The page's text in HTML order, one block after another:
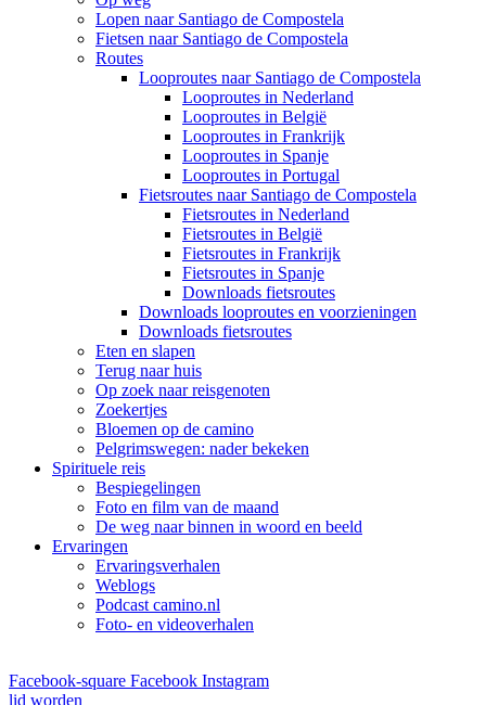
Lopen naar Santiago de Compostela
Fietsen naar Santiago de Compostela
Routes
Looproutes naar Santiago de Compostela
Looproutes in Nederland
Looproutes in België
Looproutes in Frankrijk
Looproutes in Spanje
Looproutes in Portugal
Fietsroutes naar Santiago de Compostela
Fietsroutes in Nederland
Fietsroutes in België
Fietsroutes in Frankrijk
Fietsroutes in Spanje
Downloads fietsroutes
Downloads looproutes en voorzieningen
Downloads fietsroutes
Eten en slapen
Terug naar huis
Op zoek naar reisgenoten
Zoekertjes
Bloemen op de camino
Pelgrimswegen: nader bekeken
Spirituele reis
Bespiegelingen
Foto en film van de maand
De weg naar binnen in woord en beeld
Ervaringen
Ervaringsverhalen
Weblogs
Podcast camino.nl
Foto- en videoverhalen
Facebook-square Facebook Instagram
lid worden